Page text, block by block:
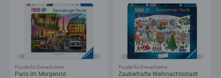
Paris im Morgenrot
Puzzle für Erwachsene
Zauberhafte Weihnachtsstadt
Puzzle für Erwachsene